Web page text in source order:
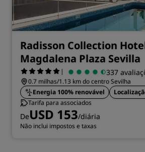
Radisson Collection
Magdalena Plaza Sevilla
| 337
0.7 milhas/1.13 km do centro Sevilha
Energia 100% renovável
Tarifa para associados
DeUSD 153/diária
Não inclui impostos e taxas